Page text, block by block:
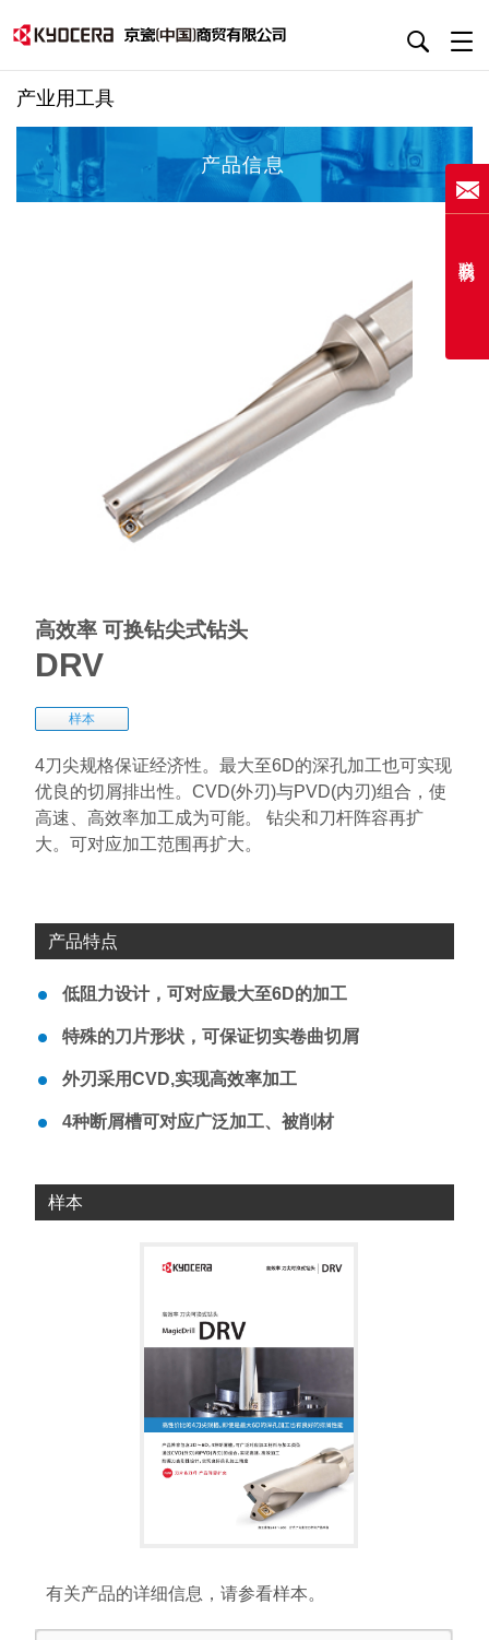
产业用工具
产品信息
高效率 可换钻尖式钻头
DRV
样本
4刀尖规格保证经济性。最大至6D的深孔加工也可实现
优良的切屑排出性。CVD(外刃)与PVD(内刃)组合，使
高速、高效率加工成为可能。 钻尖和刀杆阵容再扩
大。可对应加工范围再扩大。
产品特点
低阻力设计，可对应最大至6D的加工
特殊的刀片形状，可保证切实卷曲切屑
外刃采用CVD,实现高效率加工
4种断屑槽可对应广泛加工、被削材
样本
有关产品的详细信息，请参看样本。